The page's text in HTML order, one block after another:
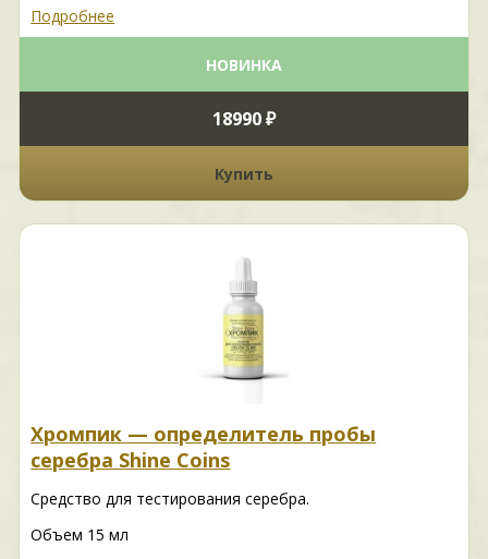
Подробнее
НОВИНКА
18990 ₽
Купить
Хромпик — определитель пробы
серебра Shine Coins
Средство для тестирования серебра.
Объем 15 мл